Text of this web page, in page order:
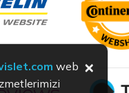
web ×